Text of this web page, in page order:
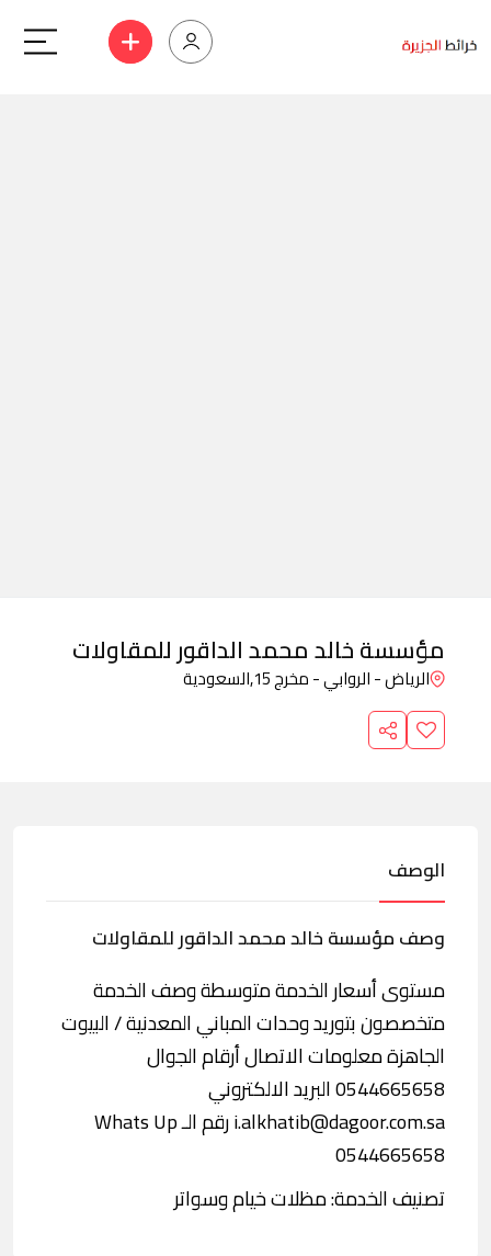
مؤسسة خالد محمد الداقور للمقاولات
الرياض - الروابي - مخرج 15, السعودية
الوصف
وصف مؤسسة خالد محمد الداقور للمقاولات
مستوى أسعار الخدمة متوسطة وصف الخدمة
متخصصون بتوريد وحدات المباني المعدنية / البيوت
الجاهزة معلومات الاتصال أرقام الجوال
0544665658 البريد الالكتروني
i.alkhatib@dagoor.com.sa رقم الـ Whats Up
0544665658
تصنيف الخدمة: مظلات خيام وسواتر